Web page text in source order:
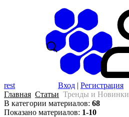
rest Вход | Регистрация
Главная Статьи Тренды и Новинки
В категории материалов: 68
Показано материалов: 1-10